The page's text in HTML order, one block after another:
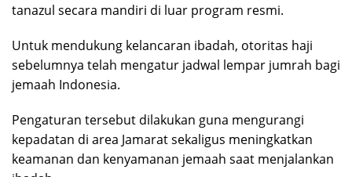
tanazul secara mandiri di luar program resmi.
Untuk mendukung kelancaran ibadah, otoritas haji
sebelumnya telah mengatur jadwal lempar jumrah bagi
jemaah Indonesia.
Pengaturan tersebut dilakukan guna mengurangi
kepadatan di area Jamarat sekaligus meningkatkan
keamanan dan kenyamanan jemaah saat menjalankan